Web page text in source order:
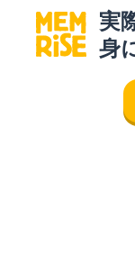
実
身